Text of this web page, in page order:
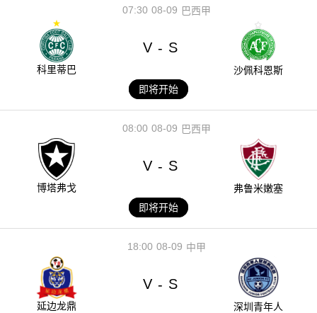
08-09
07:30 巴西甲
科里蒂巴
V - S
沙佩科恩斯
即将开始
08-09
08:00 巴西甲
博塔弗戈
V - S
弗鲁米嫩塞
即将开始
08-09
18:00 中甲
延边龙鼎
V - S
深圳青年人